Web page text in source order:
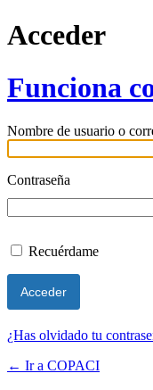
Acceder
Funciona
Nombre de usuario o
Contraseña
Recuérdame
¿Has olvidado tu
← Ir a COPACI